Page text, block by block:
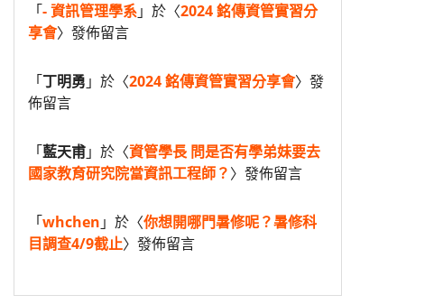
「- 資訊管理學系」於〈2024 銘傳資管實習分
享會〉發佈留言
「丁明勇 」於〈2024 銘傳資管實習分享會〉發
佈留言
「藍天甫」於〈資管學長 問是否有學弟妹要去
國家教育研究院當資訊工程師？〉發佈留言
「whchen 」於〈你想開哪門暑修呢？暑修科
目調查4/9截止〉發佈留言